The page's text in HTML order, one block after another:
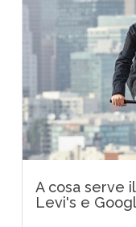
A cosa serve
Levi's e